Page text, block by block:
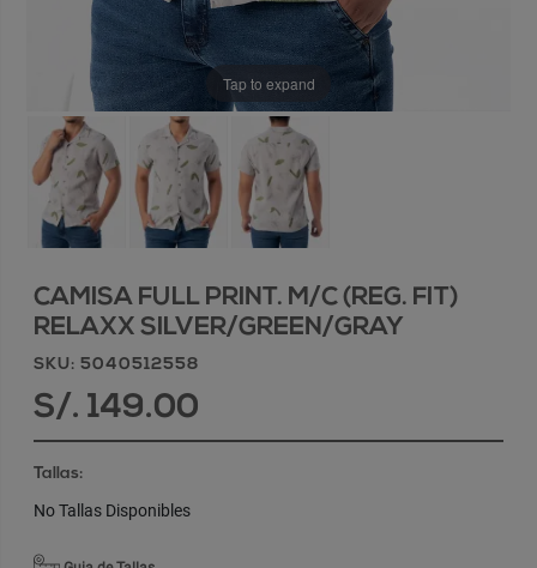
Tap to expand
CAMISA FULL PRINT. M/C (REG. FIT)
RELAXX SILVER/GREEN/GRAY
SKU: 5040512558
S/. 149.00
Tallas:
No Tallas Disponibles